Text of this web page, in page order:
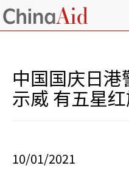
中国国庆日
示威 有五星
10/01/2021